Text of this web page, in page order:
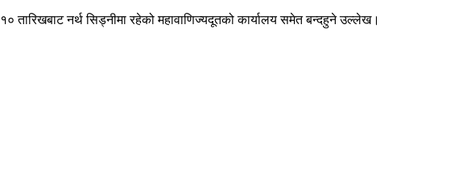
तारिखबाट नर्थ सिड्नीमा रहेको महावाणिज्यदूतको कार्यालय समेत बन्दहुने उल्लेख।